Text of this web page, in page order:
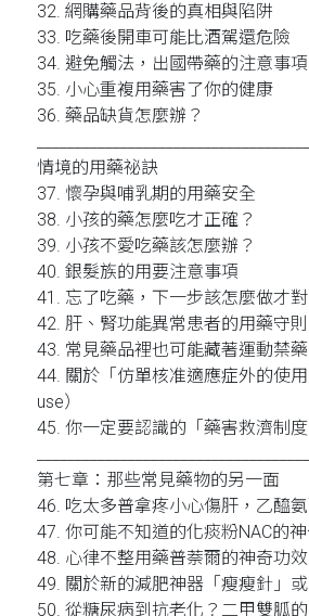
32. 網購藥品背後的真相與陷阱
33. 吃藥後開車可能比酒駕還危險
34. 避免觸法，出國帶藥的注意事項
35. 小心重複用藥害了你的健康
36. 藥品缺貨怎麼辦？
情境的用藥祕訣
37. 懷孕與哺乳期的用藥安全
38. 小孩的藥怎麼吃才正確？
39. 小孩不愛吃藥該怎麼辦？
40. 銀髮族的用要注意事項
41. 忘了吃藥，下一步該怎麼做才對
42. 肝、腎功能異常患者的用藥守則
43. 常見藥品裡也可能藏著運動禁藥
44. 關於「仿單核准適應症外的使
use）
45. 你一定要認識的「藥害救濟制度
第七章：那些常見藥物的另一面
46. 吃太多普拿疼小心傷肝，乙醯
47. 你可能不知道的化痰粉NAC的
48. 心律不整用藥普萘爾的神奇功效
49. 關於新的減肥神器「瘦瘦針」或
50. 從糖尿病到抗老化？二甲雙胍